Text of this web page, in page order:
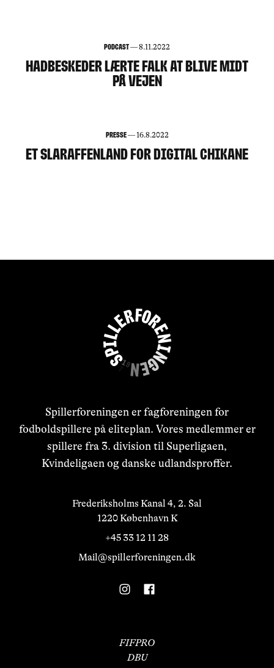
Podcast—8.11.2022
HADBESKEDER LÆRTE FALK AT BLIVE MIDT
PÅ VEJEN
Presse—16.8.2022
ET SLARAFFENLAND FOR DIGITAL CHIKANE
Spillerforeningen er fagforeningen for
fodboldspillere på eliteplan. Vores medlemmer er
spillere fra 3. division til Superligaen,
Kvindeligaen og danske udlandsproffer.
Frederiksholms Kanal 4, 2. Sal
1220 København K
+45 33 12 11 28
Mail@spillerforeningen.dk
FIFPRO
DBU